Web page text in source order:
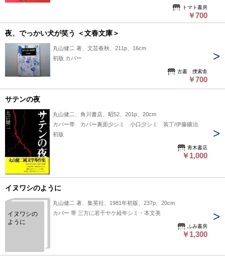
トマト書房
￥700
夜、でっかい犬が笑う ＜文春文庫＞
丸山健二 著、文芸春秋、211p、16cm
初版 カバー
古書 捜索舎
￥700
サテンの夜
丸山健二、角川書店、昭52、201p、20cm
カバー帯 カバー裏面少シミ 小口少シミ 装丁/伊藤鑛治
初版
青木書店
￥1,000
イヌワシのように
イヌワシの
ように
丸山健二 著、集英社、1981年初版、237p、20cm
カバー 帯 三方に若干ヤケ経年シミ・本文美
ふみ書房
￥1,300